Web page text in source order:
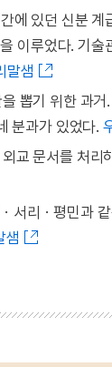
에 있던 신분
이루었다. 기
말샘
뽑기 위한 과
분과가 있었다.
교 문서를 처
ㆍ서리ㆍ평민
샘